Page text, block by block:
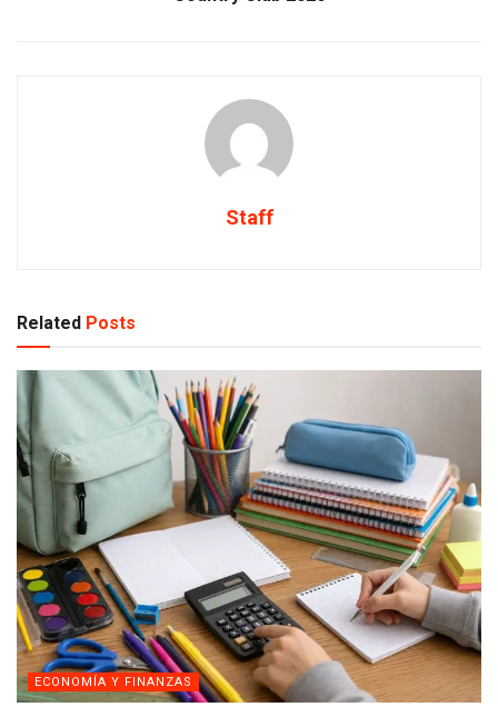
Staff
Related Posts
ECONOMÍA Y FINANZAS